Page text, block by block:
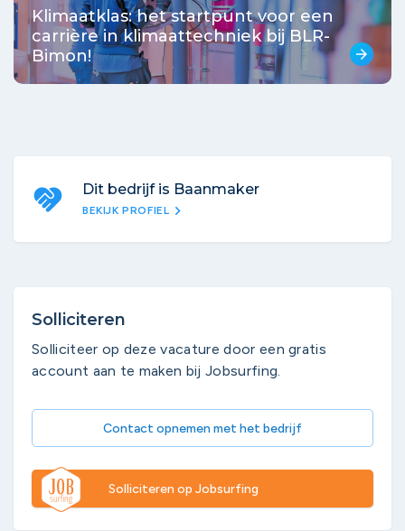
Klimaatklas: het startpunt voor een
carrière in klimaattechniek bij BLR-
Bimon!
arrow_forward
Dit bedrijf is Baanmaker
BEKIJK PROFIEL chevron_right
Solliciteren
Solliciteer op deze vacature door een gratis
account aan te maken bij Jobsurfing.
Contact opnemen met het bedrijf
Solliciteren op Jobsurfing